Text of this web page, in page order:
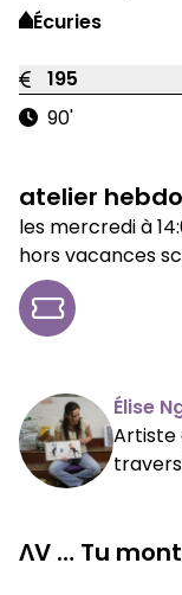
Écuries
195
90'
atelier
les mercredi à
hors vacances
Élise
Artiste
ΛV … Tu